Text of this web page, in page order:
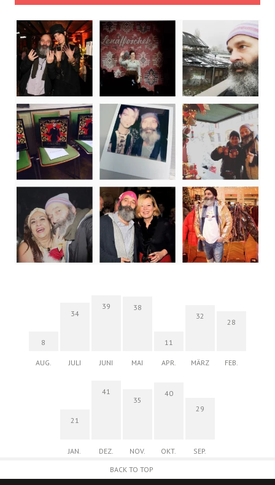
8
AUG.
34
JULI
39
JUNI
38
MAI
11
APR.
32
MÄRZ
28
FEB.
21
JAN.
41
DEZ.
35
NOV.
40
OKT.
29
SEP.
BACK TO TOP